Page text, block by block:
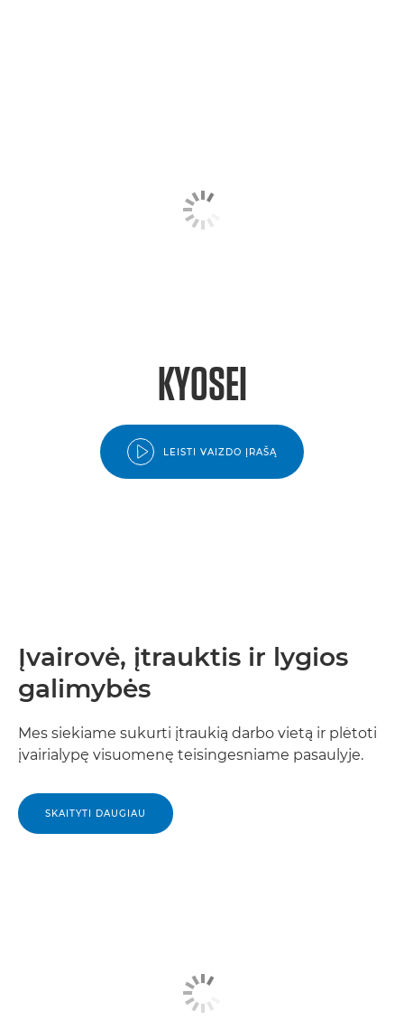
KYOSEI
LEISTI VAIZDO ĮRAŠĄ
Įvairovė, įtrauktis ir lygios
galimybės
Mes siekiame sukurti įtraukią darbo vietą ir plėtoti
įvairialypę visuomenę teisingesniame pasaulyje.
SKAITYTI DAUGIAU